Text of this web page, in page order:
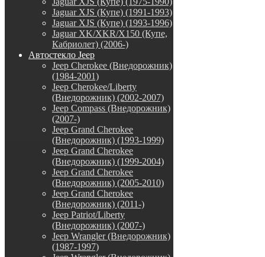
Jaguar XJS (Купе) (1991-1993)
Jaguar XJS (Купе) (1993-1996)
Jaguar XK/XKR/X150 (Купе,
Кабриолет) (2006-)
Автостекло Jeep
Jeep Cherokee (Внедорожник)
(1984-2001)
Jeep Cherokee/Liberty
(Внедорожник) (2002-2007)
Jeep Compass (Внедорожник)
(2007-)
Jeep Grand Cherokee
(Внедорожник) (1993-1999)
Jeep Grand Cherokee
(Внедорожник) (1999-2004)
Jeep Grand Cherokee
(Внедорожник) (2005-2010)
Jeep Grand Cherokee
(Внедорожник) (2011-)
Jeep Patriot/Liberty
(Внедорожник) (2007-)
Jeep Wrangler (Внедорожник)
(1987-1997)